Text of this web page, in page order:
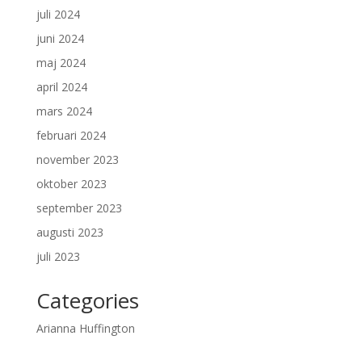
juli 2024
juni 2024
maj 2024
april 2024
mars 2024
februari 2024
november 2023
oktober 2023
september 2023
augusti 2023
juli 2023
Categories
Arianna Huffington